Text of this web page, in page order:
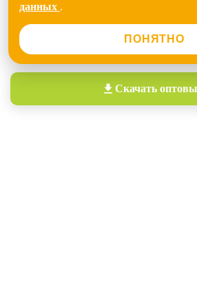
данных .
ПОНЯТНО
Скачать